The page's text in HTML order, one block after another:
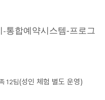
-통합예약시스템-프로그
12팀(성인 체험 별도 운영)